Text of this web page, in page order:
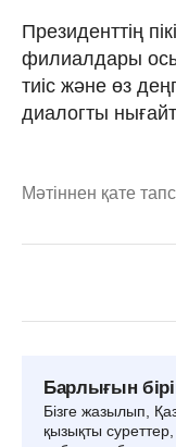
Президенттің
филиалдары осы
тиіс және өз
диалогты
Мәтіннен қате
Барлығын
Бізге жазылып,
қызықты